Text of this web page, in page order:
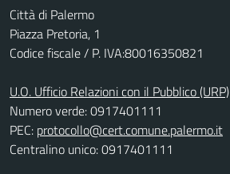
Città di Palermo
Piazza Pretoria, 1
Codice fiscale / P. IVA:80016350821
U.O. Ufficio Relazioni con il Pubblico (URP)
Numero verde: 0917401111
PEC: protocollo@cert.comune.palermo.it
Centralino unico: 0917401111